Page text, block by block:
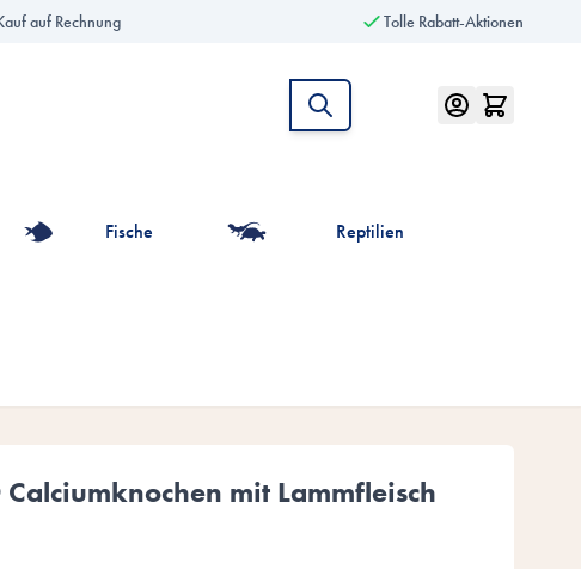
auf Rechnung Tolle Rabatt-Aktionen
Kleintiere anzeigen
Fische Reptilien
Calciumknochen mit Lammfleisch